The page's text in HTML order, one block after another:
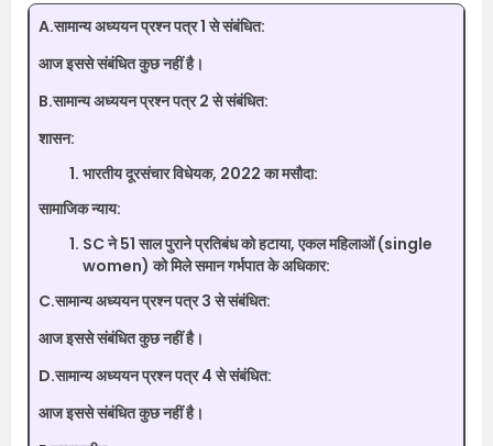
A.सामान्य अध्ययन प्रश्न पत्र 1 से संबंधित:
आज इससे संबंधित कुछ नहीं है।
B.सामान्य अध्ययन प्रश्न पत्र 2 से संबंधित:
शासन:
भारतीय दूरसंचार विधेयक, 2022 का मसौदा:
सामाजिक न्याय:
SC ने 51 साल पुराने प्रतिबंध को हटाया, एकल महिलाओं (single
women) को मिले समान गर्भपात के अधिकार:
C.सामान्य अध्ययन प्रश्न पत्र 3 से संबंधित:
आज इससे संबंधित कुछ नहीं है।
D.सामान्य अध्ययन प्रश्न पत्र 4 से संबंधित:
आज इससे संबंधित कुछ नहीं है।